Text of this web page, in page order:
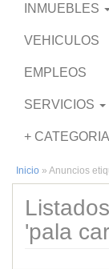
INMUEBLES
VEHICULOS
EMPLEOS
SERVICIOS
+
Inicio » Anuncios
'pala